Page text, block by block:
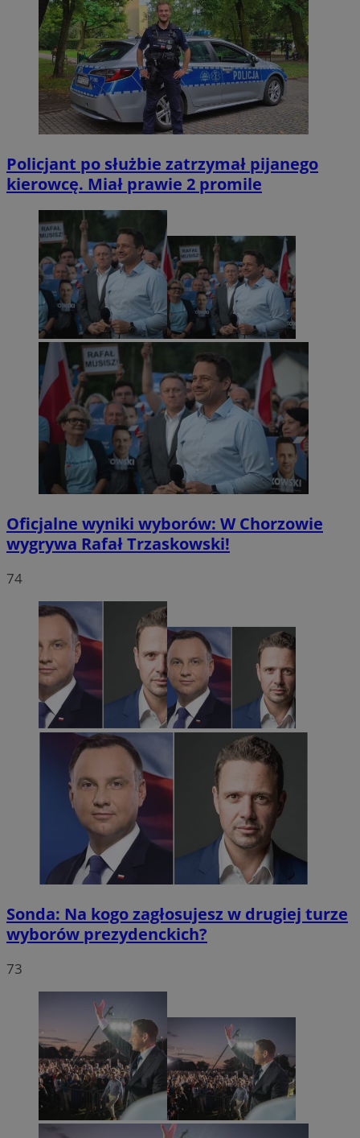
Policjant po służbie zatrzymał pijanego
kierowcę. Miał prawie 2 promile
Oficjalne wyniki wyborów: W Chorzowie
wygrywa Rafał Trzaskowski!
74
Sonda: Na kogo zagłosujesz w drugiej turze
wyborów prezydenckich?
73